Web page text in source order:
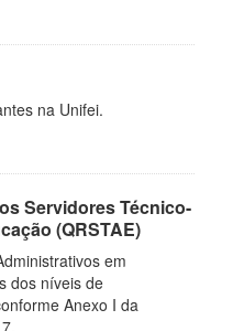
na Unifei.
Servidores Técnico-
(QRSTAE)
em
dos níveis de
Anexo I da